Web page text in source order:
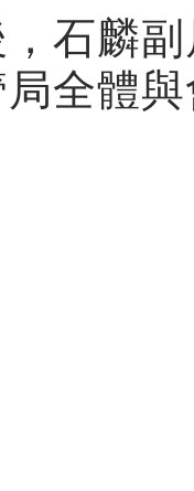
石麟
全體